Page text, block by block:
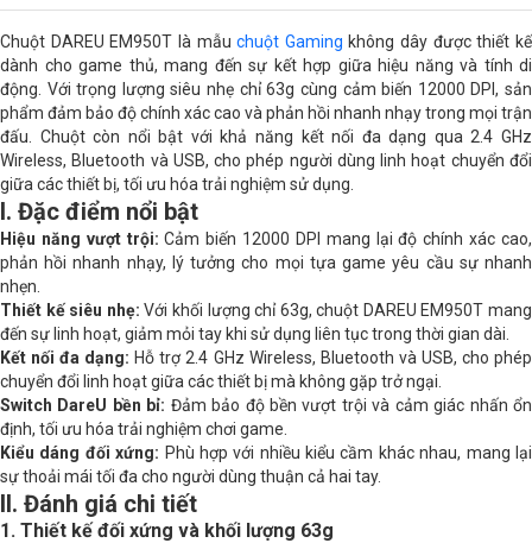
Switch DareU Switch
Độ phân giải (CPI/DPI) 12000DPI
Số nút bấm 5
Kích thước 12.3 x 6.4 x 3.9cm
Khối lượng
Chuột DAREU EM950T là mẫuchuột Gaming không dây được thiết kế
dành cho game thủ, mang đến sự kết hợp giữa hiệu năng và tính di
động. Với trọng lượng siêu nhẹ chỉ 63g cùng cảm biến 12000 DPI, sản
phẩm đảm bảo độ chính xác cao và phản hồi nhanh nhạy trong mọi trận
đấu. Chuột còn nổi bật với khả năng kết nối đa dạng qua 2.4 GHz
Wireless, Bluetooth và USB, cho phép người dùng linh hoạt chuyển đổi
giữa các thiết bị, tối ưu hóa trải nghiệm sử dụng.
I. Đặc điểm nổi bật
Hiệu năng vượt trội: Cảm biến 12000 DPI mang lại độ chính xác cao,
phản hồi nhanh nhạy, lý tưởng cho mọi tựa game yêu cầu sự nhanh
nhẹn.
Thiết kế siêu nhẹ: Với khối lượng chỉ 63g, chuột DAREU EM950T mang
đến sự linh hoạt, giảm mỏi tay khi sử dụng liên tục trong thời gian dài.
Kết nối đa dạng: Hỗ trợ 2.4 GHz Wireless, Bluetooth và USB, cho phép
chuyển đổi linh hoạt giữa các thiết bị mà không gặp trở ngại.
Switch DareU bền bỉ: Đảm bảo độ bền vượt trội và cảm giác nhấn ổn
định, tối ưu hóa trải nghiệm chơi game.
Kiểu dáng đối xứng: Phù hợp với nhiều kiểu cầm khác nhau, mang lại
sự thoải mái tối đa cho người dùng thuận cả hai tay.
II. Đánh giá chi tiết
1. Thiết kế đối xứng và khối lượng 63g